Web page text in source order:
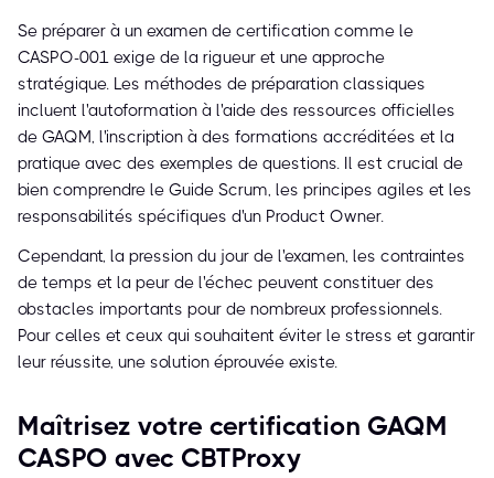
Se préparer à un examen de certification comme le
CASPO-001 exige de la rigueur et une approche
stratégique. Les méthodes de préparation classiques
incluent l'autoformation à l'aide des ressources officielles
de GAQM, l'inscription à des formations accréditées et la
pratique avec des exemples de questions. Il est crucial de
bien comprendre le Guide Scrum, les principes agiles et les
responsabilités spécifiques d'un Product Owner.
Cependant, la pression du jour de l'examen, les contraintes
de temps et la peur de l'échec peuvent constituer des
obstacles importants pour de nombreux professionnels.
Pour celles et ceux qui souhaitent éviter le stress et garantir
leur réussite, une solution éprouvée existe.
Maîtrisez votre certification GAQM
CASPO avec CBTProxy